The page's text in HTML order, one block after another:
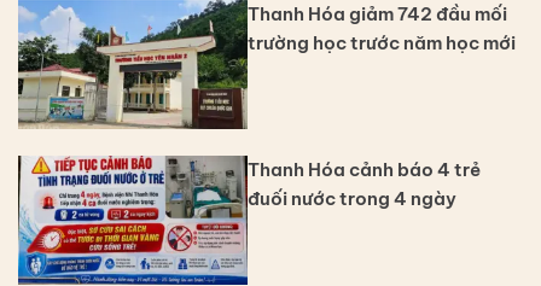
Thanh Hóa giảm 742 đầu mối
trường học trước năm học mới
Thanh Hóa cảnh báo 4 trẻ
đuối nước trong 4 ngày